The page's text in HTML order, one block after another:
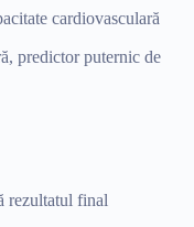
cardiovasculară
predictor puternic de
rezultatul final